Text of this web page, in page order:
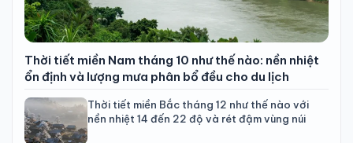
Thời tiết miền Nam tháng 10 như thế nào: nền nhiệt
ổn định và lượng mưa phân bổ đều cho du lịch
Thời tiết miền Bắc tháng 12 như thế nào với
nền nhiệt 14 đến 22 độ và rét đậm vùng núi